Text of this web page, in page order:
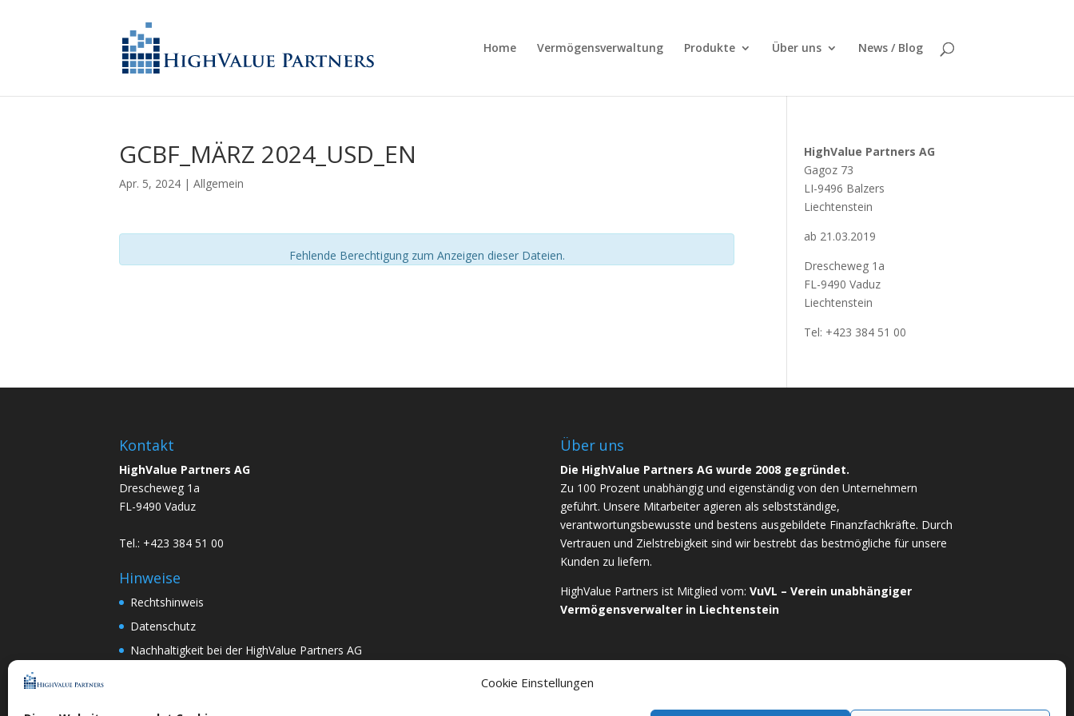
Cookie Einstellungen
Home Vermögensverwaltung Produkte Über uns News / Blog
GCBF_MÄRZ 2024_USD_EN
Apr. 5, 2024 | Allgemein
Fehlende Berechtigung zum Anzeigen dieser Dateien.
HighValue Partners AG
Gagoz 73
LI-9496 Balzers
Liechtenstein
ab 21.03.2019
Drescheweg 1a
FL-9490 Vaduz
Liechtenstein
Tel: +423 384 51 00
Kontakt
HighValue Partners AG
Drescheweg 1a
FL-9490 Vaduz
Tel.: +423 384 51 00
Hinweise
Rechtshinweis
Datenschutz
Nachhaltigkeit bei der HighValue Partners AG
Über uns
Die HighValue Partners AG wurde 2008 gegründet.
Zu 100 Prozent unabhängig und eigenständig von den Unternehmern
geführt. Unsere Mitarbeiter agieren als selbstständige,
verantwortungsbewusste und bestens ausgebildete Finanzfachkräfte. Durch
Vertrauen und Zielstrebigkeit sind wir bestrebt das bestmögliche für unsere
Kunden zu liefern.
HighValue Partners ist Mitglied vom: VuVL – Verein unabhängiger
Vermögensverwalter in Liechtenstein